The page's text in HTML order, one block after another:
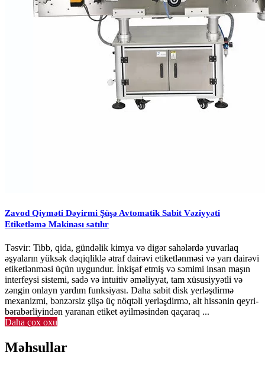
Zavod Qiyməti Dəyirmi Şüşə Avtomatik Sabit Vəziyyəti
Etiketləmə Makinası satılır
Təsvir: Tibb, qida, gündəlik kimya və digər sahələrdə yuvarlaq
əşyaların yüksək dəqiqliklə ətraf dairəvi etiketlənməsi və yarı dairəvi
etiketlənməsi üçün uygundur. İnkişaf etmiş və səmimi insan maşın
interfeysi sistemi, sadə və intuitiv əməliyyat, tam xüsusiyyətli və
zəngin onlayn yardım funksiyası. Daha sabit disk yerləşdirmə
mexanizmi, bənzərsiz şüşə üç nöqtəli yerləşdirmə, alt hissənin qeyri-
bərabərliyindən yaranan etiket əyilməsindən qaçaraq ...
Daha çox oxu
Məhsullar